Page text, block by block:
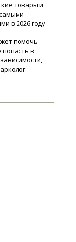
товары и
самыми
в 2026 году
помочь
попасть в